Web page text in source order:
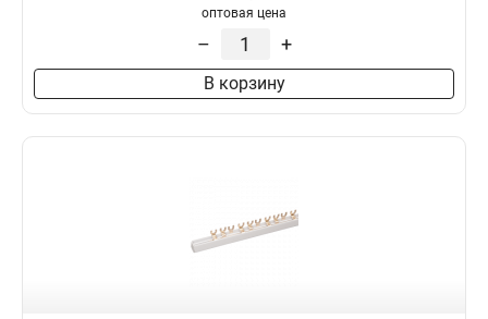
оптовая цена
– +
В корзину